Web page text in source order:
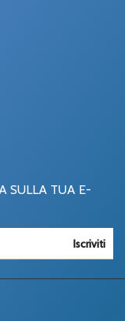
SULLA TUA E-
Iscriviti